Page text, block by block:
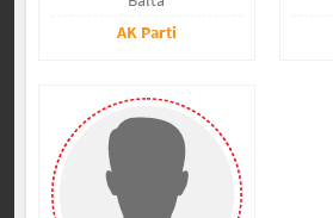
AK Parti